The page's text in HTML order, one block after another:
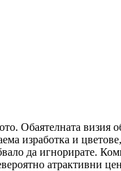
Обаятелната визия
изработка и
да игнорирате.
атрактивни